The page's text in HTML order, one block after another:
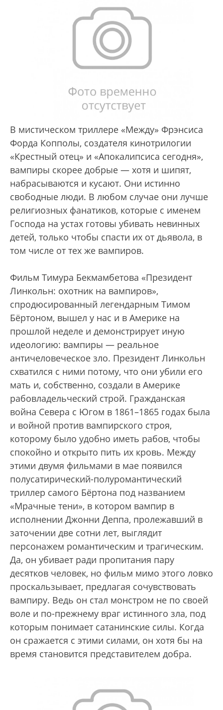
В мистическом триллере «Между» Фрэнсиса
Форда Копполы, создателя кинотрилогии
«Крестный отец» и «Апокалипсиса сегодня»,
вампиры скорее добрые — хотя и шипят,
набрасываются и кусают. Они истинно
свободные люди. В любом случае они лучше
религиозных фанатиков, которые с именем
Господа на устах готовы убивать невинных
детей, только чтобы спасти их от дьявола, в
том числе от тех же вампиров.
Фильм Тимура Бекмамбетова «Президент
Линкольн: охотник на вампиров»,
спродюсированный легендарным Тимом
Бёртоном, вышел у нас и в Америке на
прошлой неделе и демонстрирует иную
идеологию: вампиры — реальное
античеловеческое зло. Президент Линкольн
схватился с ними потому, что они убили его
мать и, собственно, создали в Америке
рабовладельческий строй. Гражданская
война Севера с Югом в 1861–1865 годах была
и войной против вампирского строя,
которому было удобно иметь рабов, чтобы
спокойно и открыто пить их кровь. Между
этими двумя фильмами в мае появился
полусатирический-полуромантический
триллер самого Бёртона под названием
«Мрачные тени», в котором вампир в
исполнении Джонни Деппа, пролежавший в
заточении две сотни лет, выглядит
персонажем романтическим и трагическим.
Да, он убивает ради пропитания пару
десятков человек, но фильм мимо этого ловко
проскальзывает, предлагая сочувствовать
вампиру. Ведь он стал монстром не по своей
воле и по-прежнему враг истинного зла, под
которым понимает сатанинские силы. Когда
он сражается с этими силами, он хотя бы на
время становится представителем добра.